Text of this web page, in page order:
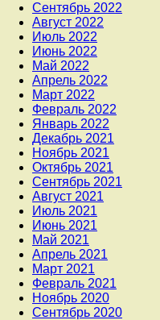
Сентябрь 2022
Август 2022
Июль 2022
Июнь 2022
Май 2022
Апрель 2022
Март 2022
Февраль 2022
Январь 2022
Декабрь 2021
Ноябрь 2021
Октябрь 2021
Сентябрь 2021
Август 2021
Июль 2021
Июнь 2021
Май 2021
Апрель 2021
Март 2021
Февраль 2021
Ноябрь 2020
Сентябрь 2020